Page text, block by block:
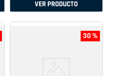
VER PRODUCTO
30 %